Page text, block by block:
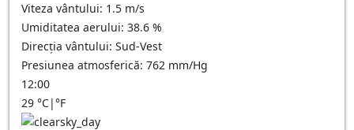
Viteza vântului: 1.5 m/s
Umiditatea aerului: 38.6 %
Direcția vântului: Sud-Vest
Presiunea atmosferică: 762 mm/Hg
12:00
29 °C|°F